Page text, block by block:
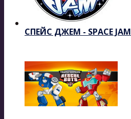
СПЕЙС ДЖЕМ - SPACE JAM